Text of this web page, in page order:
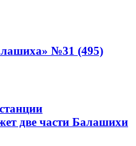
№31 (495)
две части Балашихи